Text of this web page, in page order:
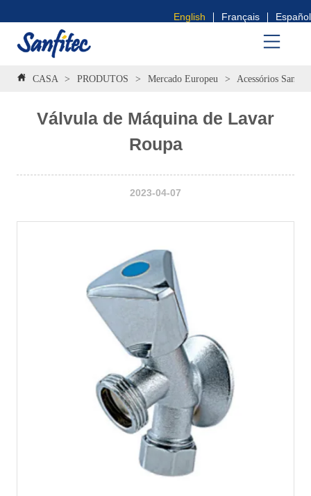
English Français Español
CASA > PRODUTOS > Mercado Europeu > Acessórios
Válvula de Máquina de Lavar
Roupa
2023-04-07